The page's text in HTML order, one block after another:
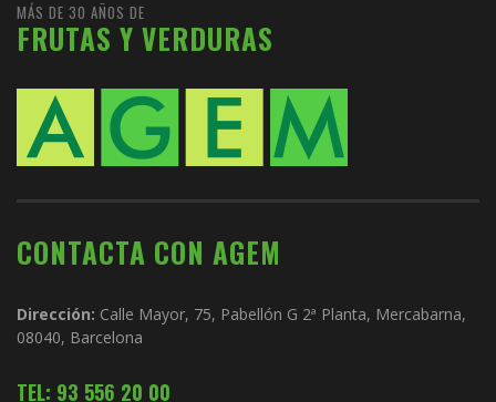
MÁS DE 30 AÑOS DE
FRUTAS Y VERDURAS
CONTACTA CON AGEM
Dirección: Calle Mayor, 75, Pabellón G 2ª Planta, Mercabarna,
08040, Barcelona
TEL: 93 556 20 00